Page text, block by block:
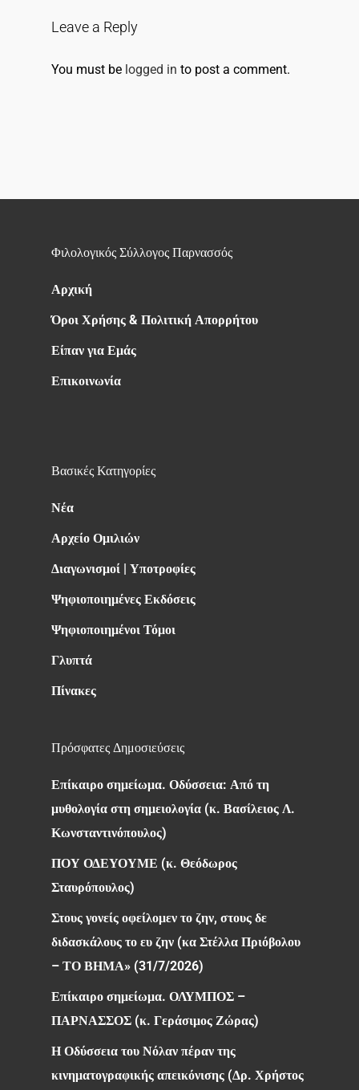
Leave a Reply
You must be logged in to post a comment.
Φιλολογικός Σύλλογος Παρνασσός
Αρχική
Όροι Χρήσης & Πολιτική Απορρήτου
Είπαν για Εμάς
Επικοινωνία
Βασικές Κατηγορίες
Νέα
Αρχείο Ομιλιών
Διαγωνισμοί | Υποτροφίες
Ψηφιοποιημένες Εκδόσεις
Ψηφιοποιημένοι Τόμοι
Γλυπτά
Πίνακες
Πρόσφατες Δημοσιεύσεις
Επίκαιρο σημείωμα. Οδύσσεια: Από τη
μυθολογία στη σημειολογία (κ. Βασίλειος Λ.
Κωνσταντινόπουλος)
ΠΟΥ ΟΔΕΥΟΥΜΕ (κ. Θεόδωρος
Σταυρόπουλος)
Στους γονείς οφείλομεν το ζην, στους δε
διδασκάλους το ευ ζην (κα Στέλλα Πριόβολου
– ΤΟ ΒΗΜΑ» (31/7/2026)
Επίκαιρο σημείωμα. ΟΛΥΜΠΟΣ –
ΠΑΡΝΑΣΣΟΣ (κ. Γεράσιμος Ζώρας)
Η Οδύσσεια του Νόλαν πέραν της
κινηματογραφικής απεικόνισης (Δρ. Χρήστος